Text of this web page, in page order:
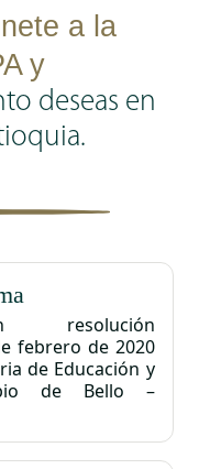
a la
y
deseas en
resolución
febrero de 2020
de Educación y
de Bello –